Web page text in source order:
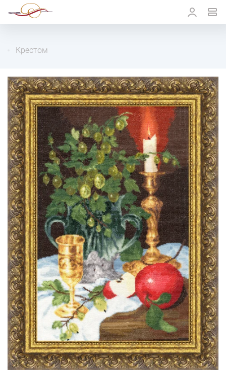
Крестом
1/2
Изображения и цвет представленного товара могут незначительно
отличаться от оригинала продукции, взависимости от разрешения и
настроек вашего монитора, а также условий освещения при съемке
Вышивка ГН-015 Натюрморт с
крыжовником